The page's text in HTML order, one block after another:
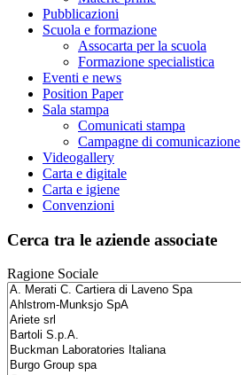
Pubblicazioni
Scuola e formazione
Assocarta per la scuola
Formazione specialistica
Eventi e news
Position Paper
Sala stampa
Comunicati stampa
Campagne di comunicazione
Videogallery
Carta e digitale
Carta e igiene
Convenzioni
Cerca tra le aziende associate
Ragione Sociale